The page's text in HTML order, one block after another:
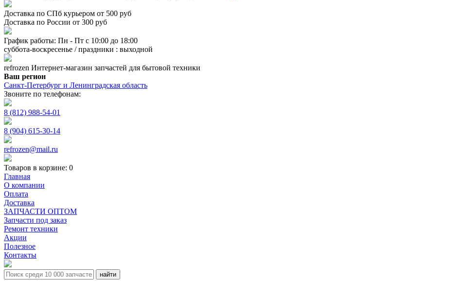
Доставка по СПб курьером от 500 руб
Доставка по России от 300 руб
График работы: Пн - Пт с 10:00 до 18:00
суббота-воскресенье / праздники : выходной
refrozen Интернет-магазин запчастей для бытовой техники
Ваш регион
Санкт-Петербург и Ленинградская область
Звоните по телефонам:
8 (812) 988-54-01
8 (904) 615-30-14
refrozen@mail.ru
Товаров в корзине: 0
Главная
О компании
Оплата
Доставка
ЗАПЧАСТИ ОПТОМ
Запчасти под заказ
Ремонт техники
Акции
Полезное
Контакты